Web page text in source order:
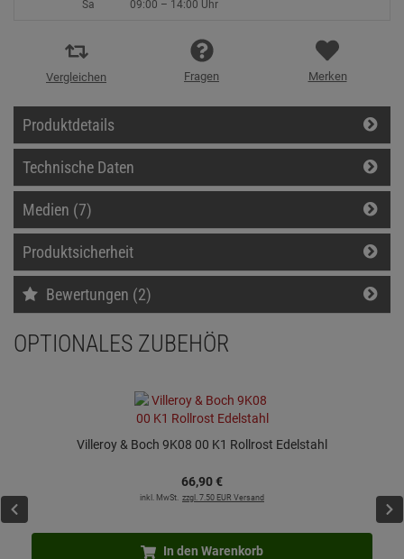
Sa 09:00 – 14:00 Uhr
Vergleichen Fragen Merken
Produktdetails
Technische Daten
Medien (7)
Produktsicherheit
Bewertungen (2)
OPTIONALES ZUBEHÖR
Villeroy & Boch 9K08 00 K1 Rollrost Edelstahl
66,90€
inkl. MwSt. zzgl. 7.50 EUR Versand
In den Warenkorb